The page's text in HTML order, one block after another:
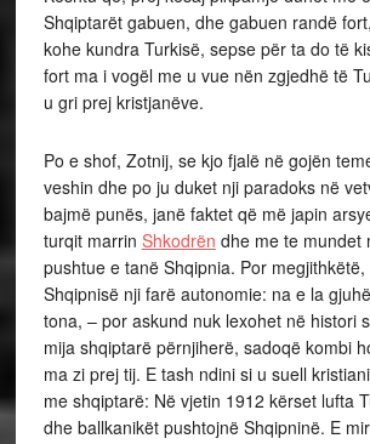
Shqiptarët gabuen, dhe gabuen randë
kohe kundra Turkisë, sepse për ta do të
fort ma i vogël me u vue nën zgjedhë të
u gri prej kristjanëve.
Po e shof, Zotnij, se kjo fjalë në gojën
veshin dhe po ju duket nji paradoks në
bajmë punës, janë faktet që më japin
turqit marrin Shkodrën dhe me te mundet
pushtue e tanë Shqipnia. Por
Shqipnisë nji farë autonomie: na e la
tona, – por askund nuk lexohet në histori
mija shqiptarë përnjiherë, sadoqë kombi
ma zi prej tij. E tash ndini si u suell
me shqiptarë: Në vjetin 1912 kërset lufta
dhe ballkanikët pushtojnë Shqipninë. E